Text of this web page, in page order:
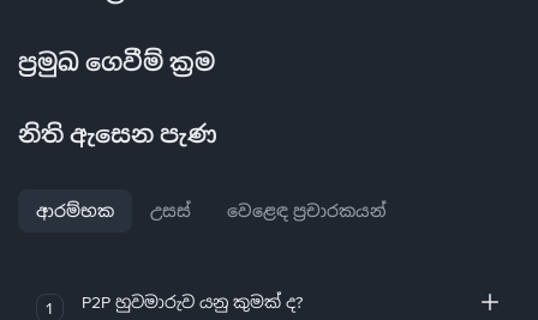
ප්‍රමුඛ ගෙවීම් ක්‍රම
නිති ඇසෙන පැණ
ආරම්භක උසස් වෙළෙඳ ප්‍රචාරකයන්
1 P2P හුවමාරුව යනු කුමක් ද?